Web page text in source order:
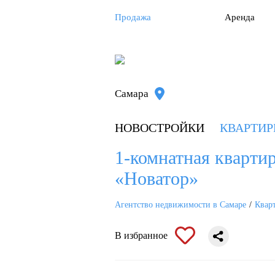
Продажа Аренда
Самара
НОВОСТРОЙКИ
1-комнатная
«Новатор»
Агентство недвижимости в Самаре
В избранное